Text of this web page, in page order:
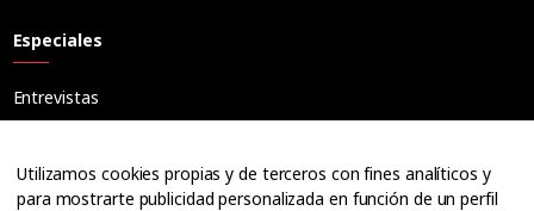
Especiales
Entrevistas
Ópticos
Cuadernos
Utilizamos cookies propias y de terceros con fines analíticos y
para mostrarte publicidad personalizada en función de un perfil